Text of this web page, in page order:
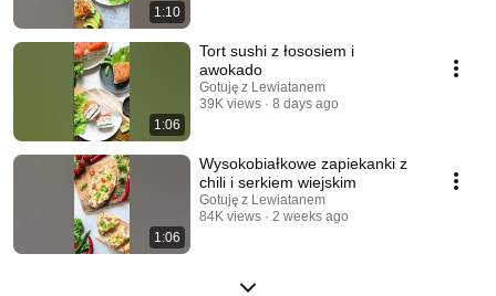
1:10
1:06
Tort sushi z łososiem i
awokado
Gotuję z Lewiatanem
39K views
8 days ago
1:06
Wysokobiałkowe zapiekanki z
chili i serkiem wiejskim
Gotuję z Lewiatanem
84K views
2 weeks ago